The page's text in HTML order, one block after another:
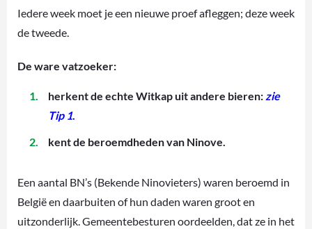
Iedere week moet je een nieuwe proef afleggen; deze week
de tweede.
De ware vatzoeker:
herkent de echte Witkap uit andere bieren: zie
Tip 1.
kent de beroemdheden van Ninove.
Een aantal BN’s (Bekende Ninovieters) waren beroemd in
België en daarbuiten of hun daden waren groot en
uitzonderlijk. Gemeentebesturen oordeelden, dat ze in het